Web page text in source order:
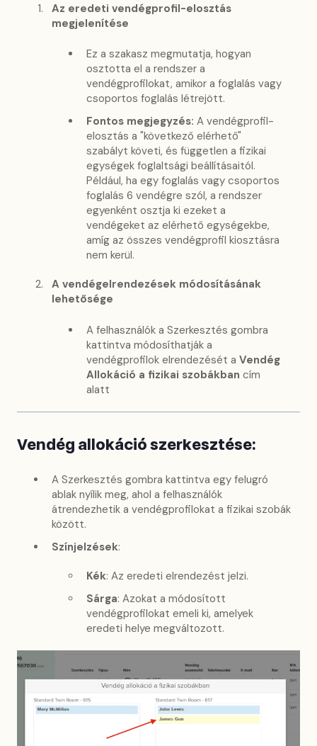
Az eredeti vendégprofil-elosztás
megjelenítése
Ez a szakasz megmutatja, hogyan
osztotta el a rendszer a
vendégprofilokat, amikor a foglalás vagy
csoportos foglalás létrejött.
Fontos megjegyzés: A vendégprofil-
elosztás a "következő elérhető"
szabályt követi, és független a fizikai
egységek foglaltsági beállításaitól.
Például, ha egy foglalás vagy csoportos
foglalás 6 vendégre szól, a rendszer
egyenként osztja ki ezeket a
vendégeket az elérhető egységekbe,
amíg az összes vendégprofil kiosztásra
nem kerül.
A vendégelrendezések módosításának
lehetősége
A felhasználók a Szerkesztés gombra
kattintva módosíthatják a
vendégprofilok elrendezését a Vendég
Allokáció a fizikai szobákban cím
alatt
Vendég allokáció szerkesztése:
A Szerkesztés gombra kattintva egy felugró
ablak nyílik meg, ahol a felhasználók
átrendezhetik a vendégprofilokat a fizikai szobák
között.
Színjelzések:
Kék: Az eredeti elrendezést jelzi.
Sárga: Azokat a módosított
vendégprofilokat emeli ki, amelyek
eredeti helye megváltozott.